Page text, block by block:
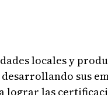
locales y
sus
lograr las